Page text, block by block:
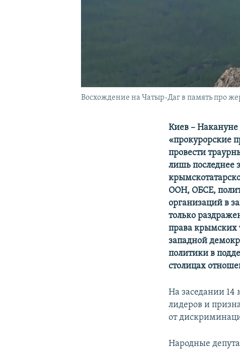
Восхождение на Чатыр-Даг в память про
Киев –
«прокурорские
провести
лишь последнее
ООН, ОБСЕ,
организаций в
только
права крымских
западной
политики в
столицах
На заседании 14
лидеров и
от
Народные